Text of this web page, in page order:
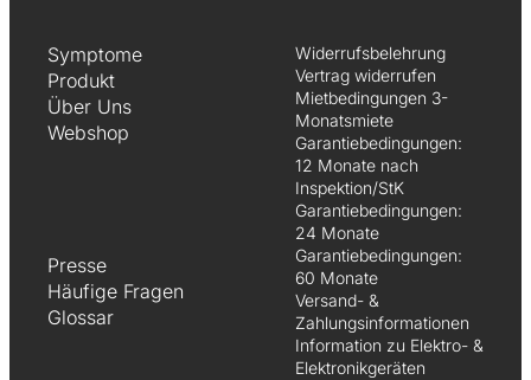
Symptome
Produkt
Über Uns
Webshop
Presse
Häufige Fragen
Glossar
Widerrufsbelehrung
Vertrag widerrufen
Mietbedingungen 3-
Monatsmiete
Garantiebedingungen:
12 Monate nach
Inspektion/StK
Garantiebedingungen:
24 Monate
Garantiebedingungen:
60 Monate
Versand- &
Zahlungsinformationen
Information zu Elektro- &
Elektronikgeräten